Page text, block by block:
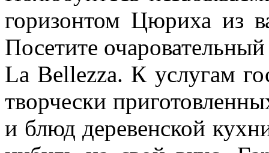
горизонтом Цюриха из
Посетите
La Bellezza. К услугам
творчески
и блюд деревенской